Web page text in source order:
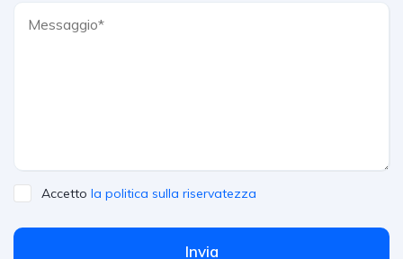
Accetto la politica sulla riservatezza
Invia